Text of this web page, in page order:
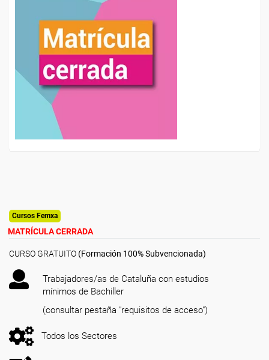
Cursos Femxa
MATRÍCULA CERRADA
CURSO GRATUITO (Formación 100% Subvencionada)
Trabajadores/as de Cataluña con estudios
mínimos de Bachiller
(consultar pestaña "requisitos de acceso")
Todos los Sectores